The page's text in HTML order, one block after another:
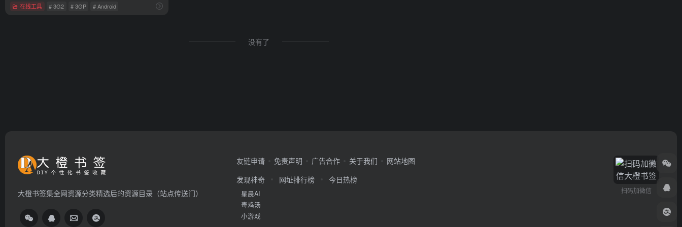
在线工具 # 3G2 # 3GP # Android
没有了
大橙书签集全网资源分类精选后的资源目录（站点传送门）
友链申请 免责声明 广告合作 关于我们
网站地图
发现神奇
星晨AI
毒鸡汤
小游戏
网址排行榜 今日热榜
扫码加微信